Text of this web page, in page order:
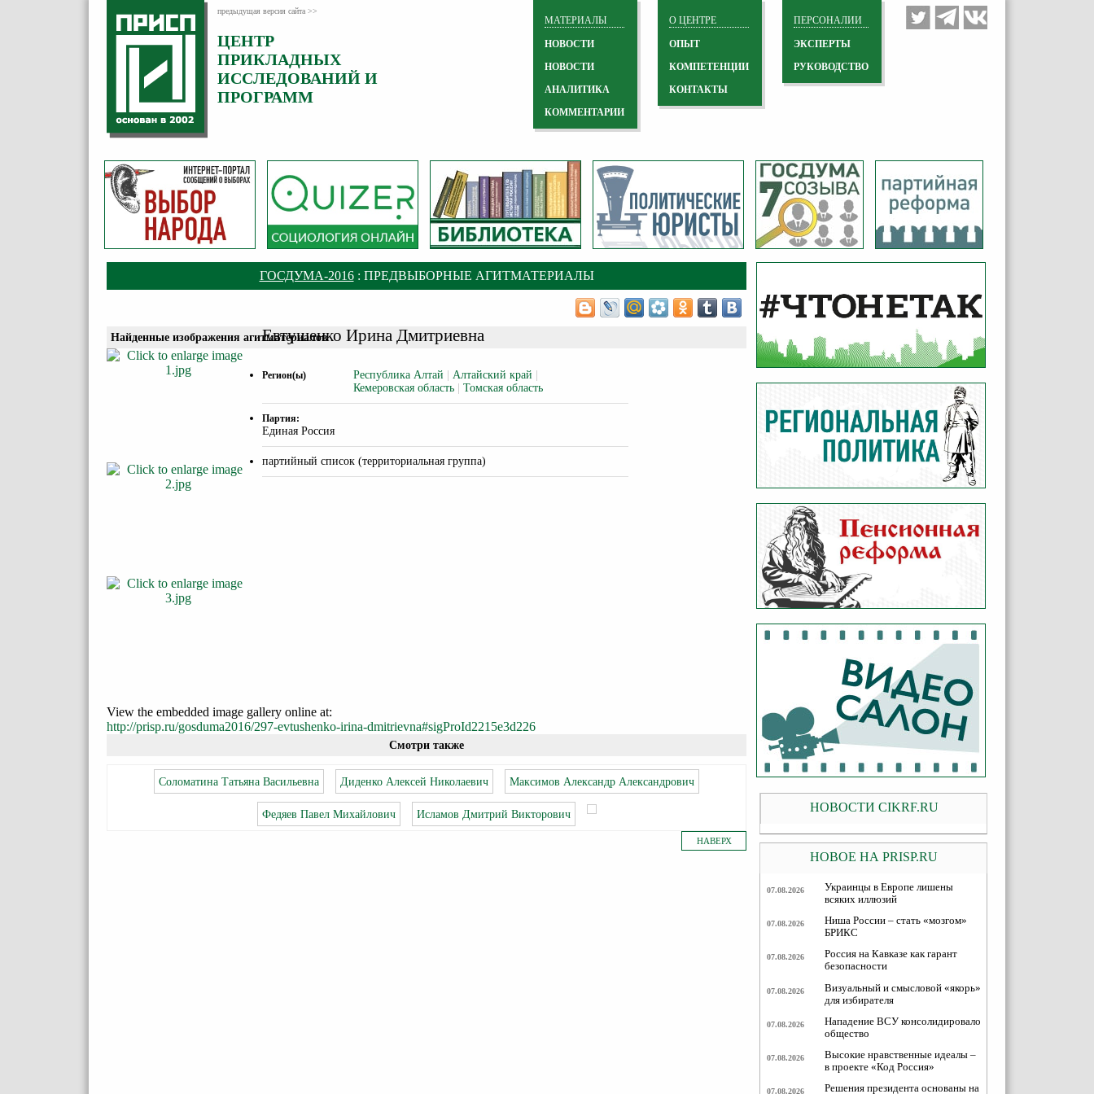
предыдущая версия сайта >>
ЦЕНТР
ПРИКЛАДНЫХ
ИССЛЕДОВАНИЙ И
ПРОГРАММ
ПЕРСОНАЛИИ
ЭКСПЕРТЫ
РУКОВОДСТВО
О ЦЕНТРЕ
ОПЫТ
КОМПЕТЕНЦИИ
КОНТАКТЫ
МАТЕРИАЛЫ
НОВОСТИ
НОВОСТИ
АНАЛИТИКА
КОММЕНТАРИИ
ГОСДУМА-2016: ПРЕДВЫБОРНЫЕ АГИТМАТЕРИАЛЫ
Евтушенко Ирина Дмитриевна
Регион(ы) Республика Алтай Алтайский край
Кемеровская область
Томская область
Партия:
Единая Россия
партийный список (территориальная группа)
Найденные изображения агитматериалов
View the embedded image gallery online at:
http://prisp.ru/gosduma2016/297-evtushenko-irina-dmitrievna#sigProId2215e3d226
Смотри также
Соломатина Татьяна Васильевна Диденко Алексей Николаевич Максимов Александр Александрович
Федяев Павел Михайлович Исламов Дмитрий Викторович
НАВЕРХ
НОВОСТИ CIKRF.RU
НОВОЕ НА PRISP.RU
07.08.2026
Украинцы в Европе лишены
всяких иллюзий
07.08.2026
Ниша России – стать «мозгом»
БРИКС
07.08.2026
Россия на Кавказе как гарант
безопасности
07.08.2026
Визуальный и смысловой «якорь»
для избирателя
07.08.2026
Нападение ВСУ консолидировало
общество
07.08.2026
Высокие нравственные идеалы –
в проекте «Код Россия»
07.08.2026
Решения президента основаны на